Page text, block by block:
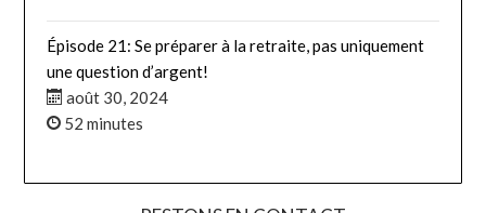
Épisode 21: Se préparer à la retraite, pas uniquement
une question d’argent!
août 30, 2024
52 minutes